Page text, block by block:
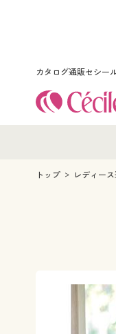
カタログ通販セシー
トップ レディー